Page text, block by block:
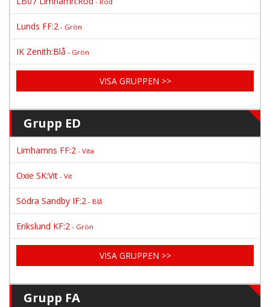
Lunds FF:2 - Grön
IK Zenith:Blå - Grön
VISA GRUPPEN >>
Grupp ED
Limhamns FF:2 - Vita
Oxie SK:Vit - Vit
Södra Sandby IF:2 - Blå
Erikslund KF:2 - Grön
VISA GRUPPEN >>
Grupp FA